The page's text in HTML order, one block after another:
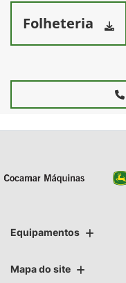
Folheteria
Equipamentos
Mapa do site